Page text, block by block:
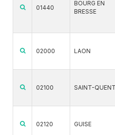
01440
BOURG EN
BRESSE
02000 LAON
02100 SAINT-
02120 GUISE